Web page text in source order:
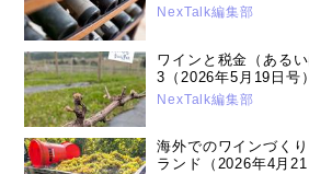
NexTalk編集部
ワインと税金（ある
3（2026年5月19日号）
NexTalk編集部
海外でのワインづく
ランド（2026年4月21